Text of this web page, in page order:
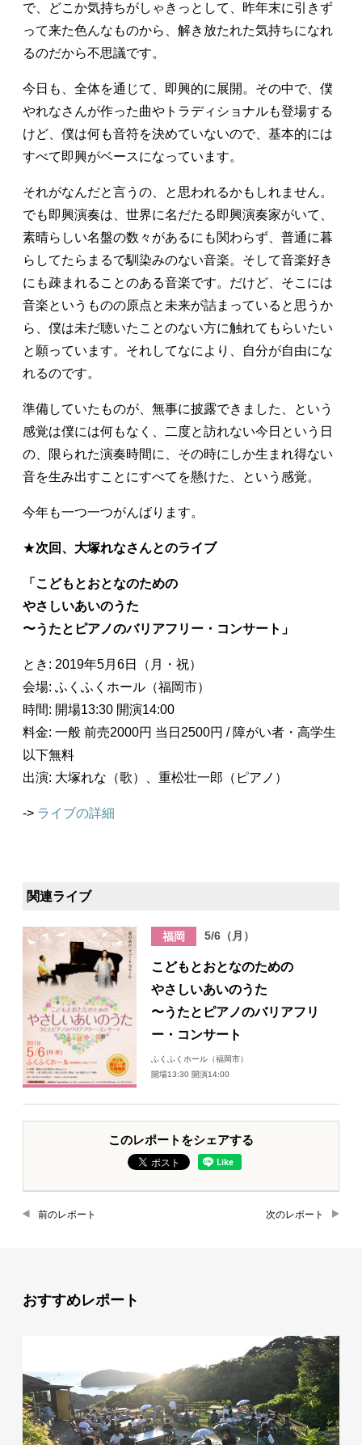
で、どこか気持ちがしゃきっとして、昨年末に引きず
って来た色んなものから、解き放たれた気持ちになれ
るのだから不思議です。
今日も、全体を通じて、即興的に展開。その中で、僕
やれなさんが作った曲やトラディショナルも登場する
けど、僕は何も音符を決めていないので、基本的には
すべて即興がベースになっています。
それがなんだと言うの、と思われるかもしれません。
でも即興演奏は、世界に名だたる即興演奏家がいて、
素晴らしい名盤の数々があるにも関わらず、普通に暮
らしてたらまるで馴染みのない音楽。そして音楽好き
にも疎まれることのある音楽です。だけど、そこには
音楽というものの原点と未来が詰まっていると思うか
ら、僕は未だ聴いたことのない方に触れてもらいたい
と願っています。それしてなにより、自分が自由にな
れるのです。
準備していたものが、無事に披露できました、という
感覚は僕には何もなく、二度と訪れない今日という日
の、限られた演奏時間に、その時にしか生まれ得ない
音を生み出すことにすべてを懸けた、という感覚。
今年も一つ一つがんばります。
★次回、大塚れなさんとのライブ
「こどもとおとなのための
やさしいあいのうた
〜うたとピアノのバリアフリー・コンサート」
とき: 2019年5月6日（月・祝）
会場: ふくふくホール（福岡市）
時間: 開場13:30 開演14:00
料金: 一般 前売2000円 当日2500円 / 障がい者・高学生
以下無料
出演: 大塚れな（歌）、重松壮一郎（ピアノ）
-> ライブの詳細
関連ライブ
福岡 5/6（月）
こどもとおとなのための
やさしいあいのうた
〜うたとピアノのバリアフリ
ー・コンサート
ふくふくホール（福岡市）
開場13:30 開演14:00
このレポートをシェアする
前のレポート 次のレポート
おすすめレポート